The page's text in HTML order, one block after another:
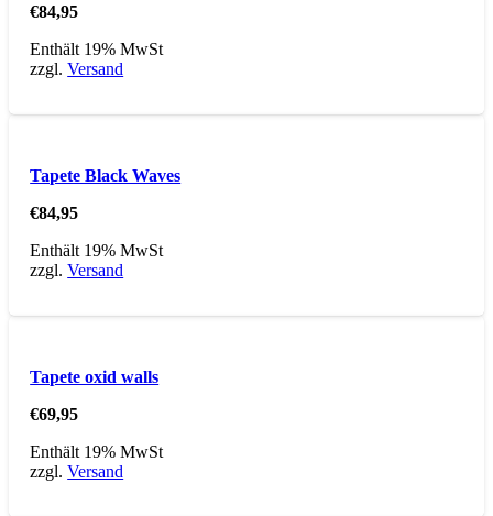
€84,95
Enthält 19% MwSt
zzgl.Versand
Tapete Black Waves
€84,95
Enthält 19% MwSt
zzgl.Versand
Tapete oxid walls
€69,95
Enthält 19% MwSt
zzgl.Versand